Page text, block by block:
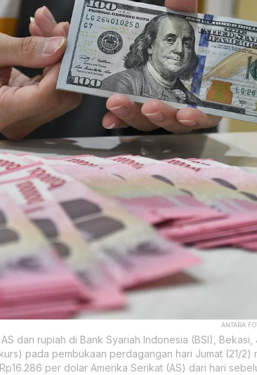
ANTARA
dan rupiah di Bank Syariah Indonesia (BSI), Bekasi,
pada pembukaan perdagangan hari Jumat (21/2)
per dolar Amerika Serikat (AS) dari hari